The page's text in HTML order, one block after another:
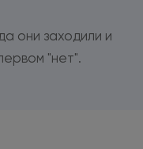
они заходили и
"нет".